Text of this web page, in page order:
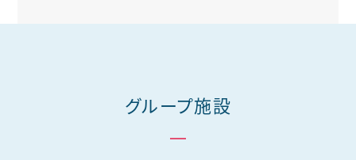
グループ施設